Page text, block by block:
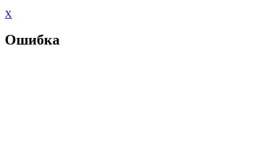
X
Ошибка